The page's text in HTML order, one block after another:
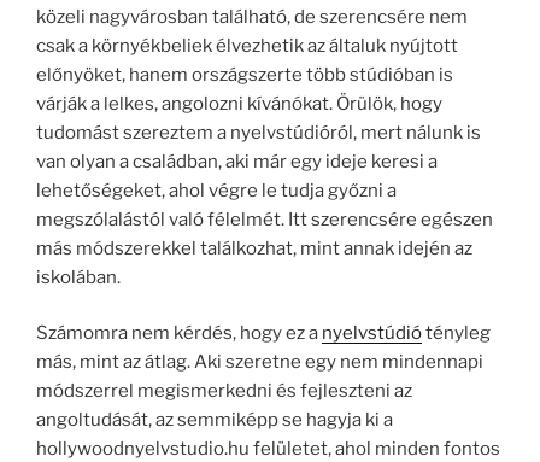
közeli nagyvárosban található, de szerencsére nem
csak a környékbeliek élvezhetik az általuk nyújtott
előnyöket, hanem országszerte több stúdióban is
várják a lelkes, angolozni kívánókat. Örülök, hogy
tudomást szereztem a nyelvstúdióról, mert nálunk is
van olyan a családban, aki már egy ideje keresi a
lehetőségeket, ahol végre le tudja győzni a
megszólalástól való félelmét. Itt szerencsére egészen
más módszerekkel találkozhat, mint annak idején az
iskolában.
Számomra nem kérdés, hogy ez a nyelvstúdiótényleg
más, mint az átlag. Aki szeretne egy nem mindennapi
módszerrel megismerkedni és fejleszteni az
angoltudását, az semmiképp se hagyja ki a
hollywoodnyelvstudio.hu felületet, ahol minden fontos